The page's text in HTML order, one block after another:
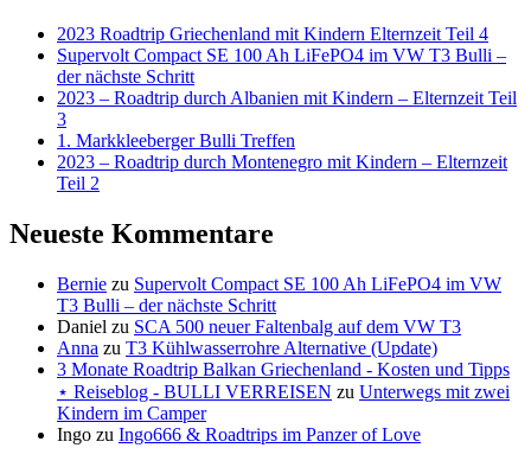
2023 Roadtrip Griechenland mit Kindern Elternzeit Teil 4
Supervolt Compact SE 100 Ah LiFePO4 im VW T3 Bulli –
der nächste Schritt
2023 – Roadtrip durch Albanien mit Kindern – Elternzeit Teil
3
1. Markkleeberger Bulli Treffen
2023 – Roadtrip durch Montenegro mit Kindern – Elternzeit
Teil 2
Neueste Kommentare
Bernie zu Supervolt Compact SE 100 Ah LiFePO4 im VW
T3 Bulli – der nächste Schritt
Daniel zu SCA 500 neuer Faltenbalg auf dem VW T3
Anna zu T3 Kühlwasserrohre Alternative (Update)
3 Monate Roadtrip Balkan Griechenland - Kosten und Tipps
⋆ Reiseblog - BULLI VERREISEN zu Unterwegs mit zwei
Kindern im Camper
Ingo zu Ingo666 & Roadtrips im Panzer of Love